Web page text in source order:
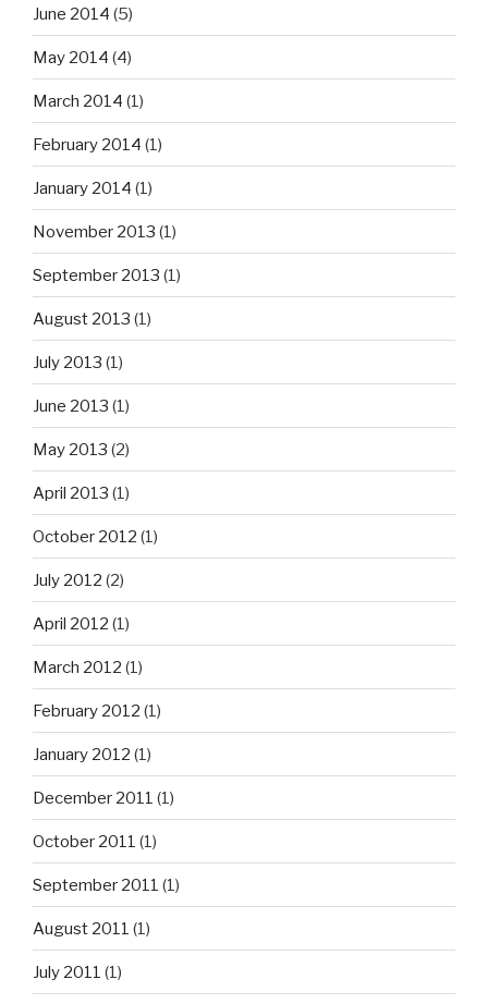
June 2014 (5)
May 2014 (4)
March 2014 (1)
February 2014 (1)
January 2014 (1)
November 2013 (1)
September 2013 (1)
August 2013 (1)
July 2013 (1)
June 2013 (1)
May 2013 (2)
April 2013 (1)
October 2012 (1)
July 2012 (2)
April 2012 (1)
March 2012 (1)
February 2012 (1)
January 2012 (1)
December 2011 (1)
October 2011 (1)
September 2011 (1)
August 2011 (1)
July 2011 (1)